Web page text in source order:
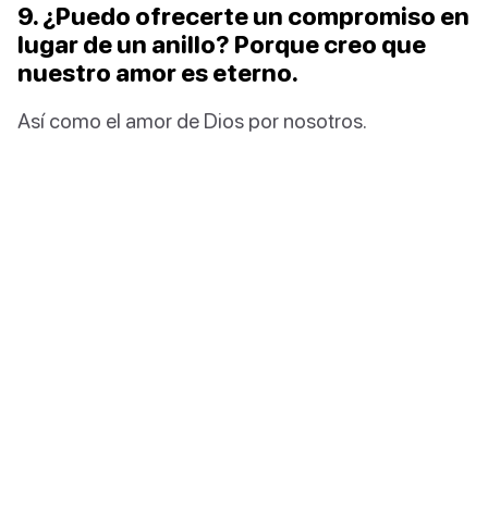
9. ¿Puedo ofrecerte un compromiso en
lugar de un anillo? Porque creo que
nuestro amor es eterno.
Así como el amor de Dios por nosotros.